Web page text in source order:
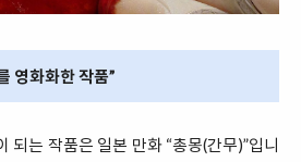
영화화한 작품”
되는 작품은 일본 만화 “총몽(간무)”입니